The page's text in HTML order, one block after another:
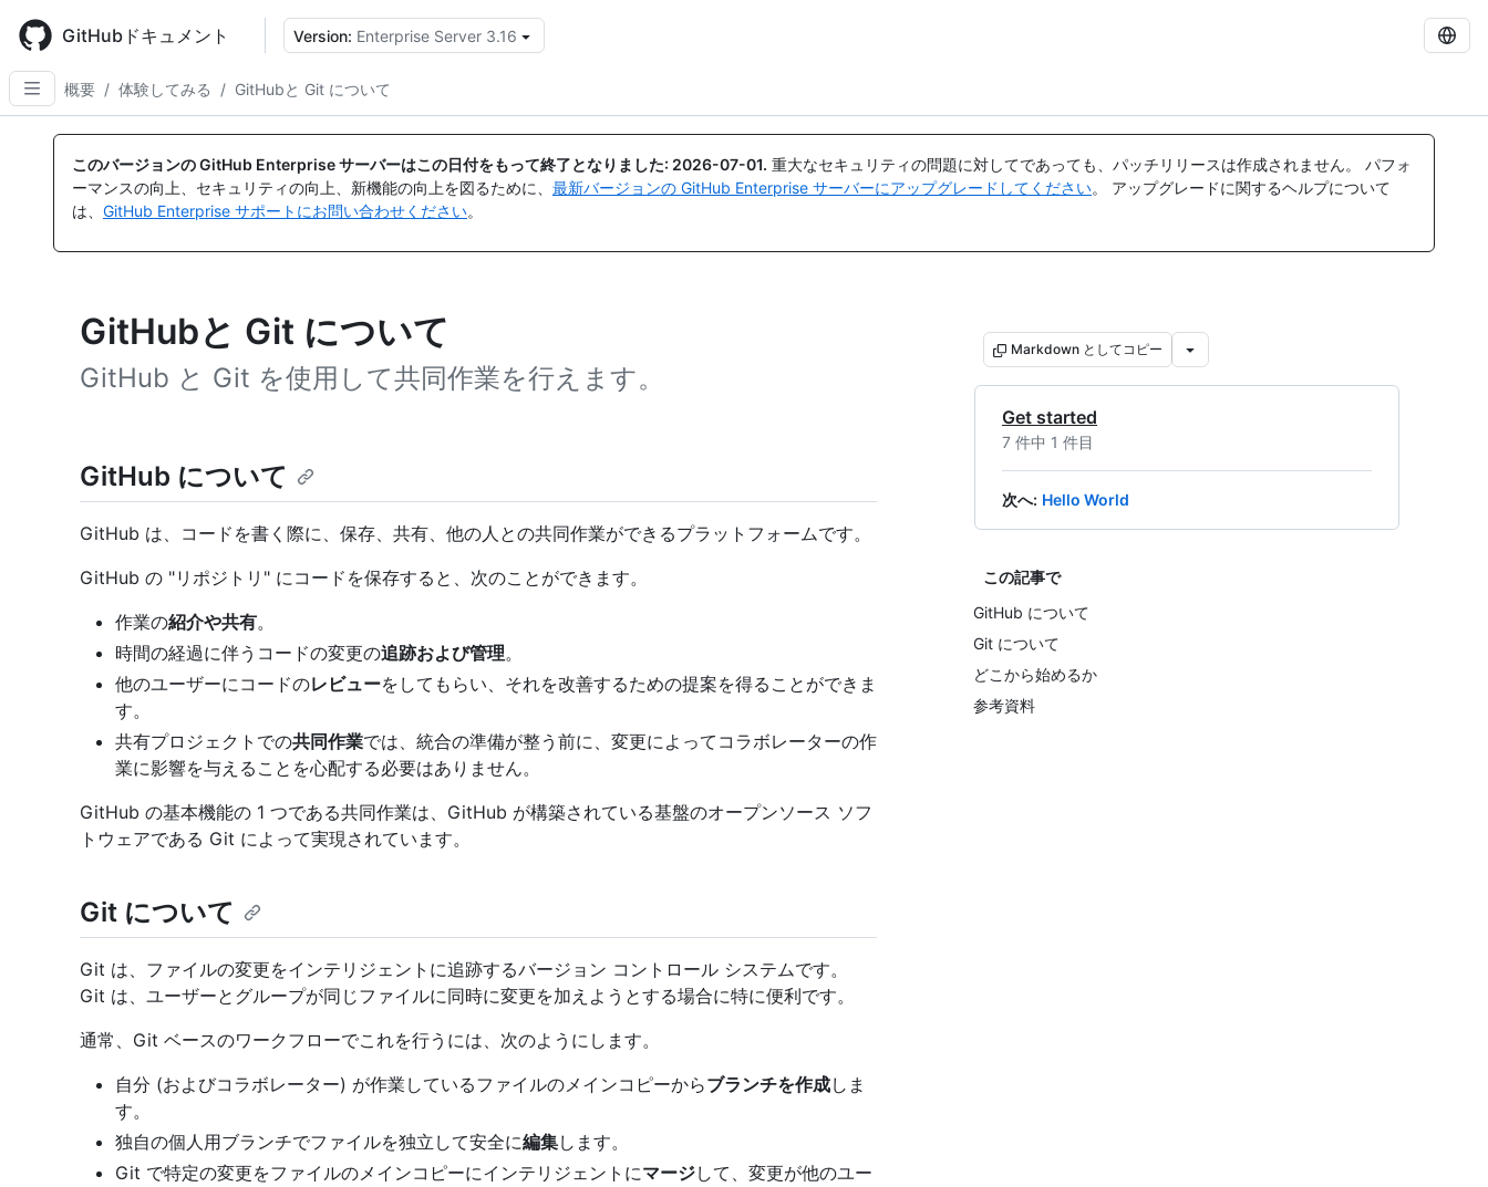
main
content
GitHubドキュメント Version: Enterprise Server 3.16
概要 / 体験してみる / GitHubと Git について
このバージョンの GitHub Enterprise サーバーはこの日付をもって終了となりました: 2026-07-01. 重大なセキュリティの問題に対してであっても、パッチリリースは作成されません。 パフォ
ーマンスの向上、セキュリティの向上、新機能の向上を図るために、 最新バージョンの GitHub Enterprise サーバーにアップグレードしてください。 アップグレードに関するヘルプについて
は、 GitHub Enterprise サポートにお問い合わせください。
GitHubと Git について
GitHub と Git を使用して共同作業を行えます。
Markdown としてコピー
Get started
7 件中 1 件目
次へ: Hello World
この記事で
GitHub について
Git について
どこから始めるか
参考資料
GitHub について
GitHub は、コードを書く際に、保存、共有、他の人との共同作業ができるプラットフォームです。
GitHub の "リポジトリ" にコードを保存すると、次のことができます。
作業の紹介や共有。
時間の経過に伴うコードの変更の追跡および管理。
他のユーザーにコードのレビューをしてもらい、それを改善するための提案を得ることができま
す。
共有プロジェクトでの共同作業では、統合の準備が整う前に、変更によってコラボレーターの作
業に影響を与えることを心配する必要はありません。
GitHub の基本機能の 1 つである共同作業は、GitHub が構築されている基盤のオープンソース ソフ
トウェアである Git によって実現されています。
Git について
Git は、ファイルの変更をインテリジェントに追跡するバージョン コントロール システムです。
Git は、ユーザーとグループが同じファイルに同時に変更を加えようとする場合に特に便利です。
通常、Git ベースのワークフローでこれを行うには、次のようにします。
自分 (およびコラボレーター) が作業しているファイルのメインコピーからブランチを作成しま
す。
独自の個人用ブランチでファイルを独立して安全に編集します。
Git で特定の変更をファイルのメインコピーにインテリジェントにマージして、変更が他のユー